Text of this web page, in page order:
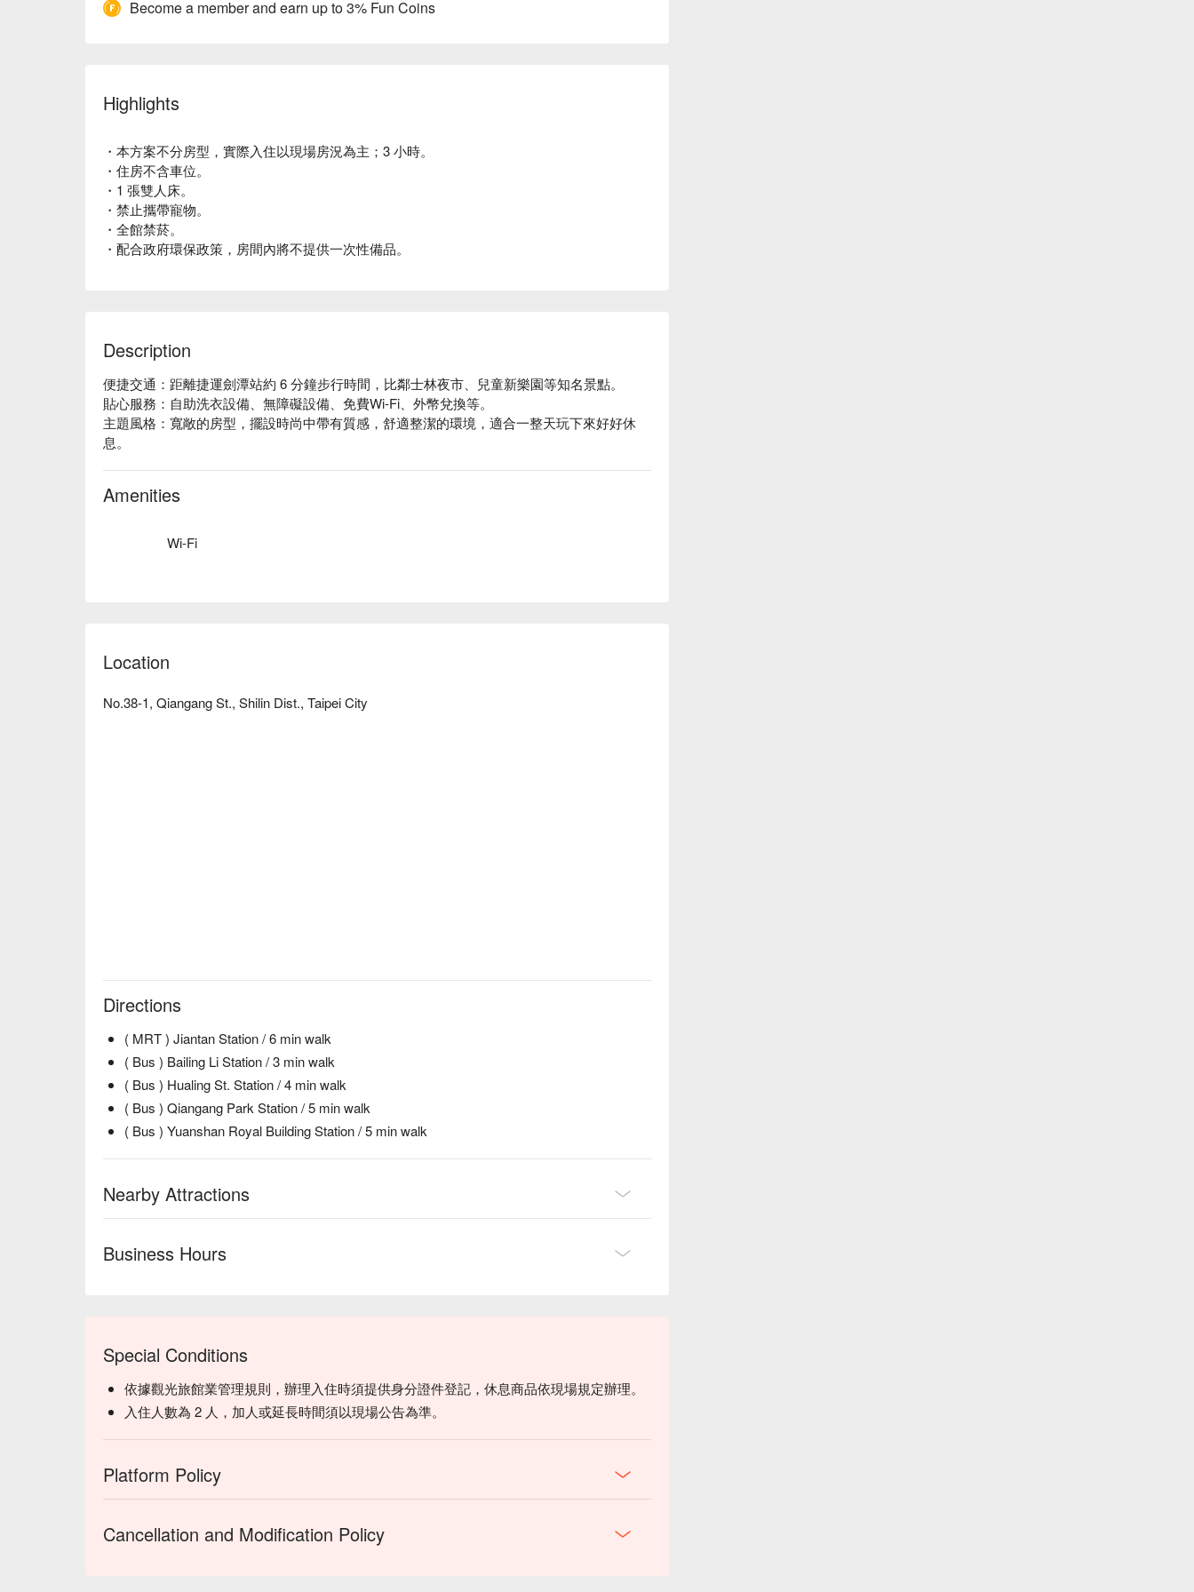
Become a member and earn up to 3% Fun Coins
Highlights
・本方案不分房型，實際入住以現場房況為主；3 小時。
・住房不含車位。
・1 張雙人床。
・禁止攜帶寵物。
・全館禁菸。
・配合政府環保政策，房間內將不提供一次性備品。
Description
便捷交通：距離捷運劍潭站約 6 分鐘步行時間，比鄰士林夜市、兒童新樂園等知名景點。
貼心服務：自助洗衣設備、無障礙設備、免費Wi-Fi、外幣兌換等。
主題風格：寬敞的房型，擺設時尚中帶有質感，舒適整潔的環境，適合一整天玩下來好好休
息。
Amenities
Wi-Fi
Location
No.38-1, Qiangang St., Shilin Dist., Taipei City
Directions
( MRT ) Jiantan Station / 6 min walk
( Bus ) Bailing Li Station / 3 min walk
( Bus ) Hualing St. Station / 4 min walk
( Bus ) Qiangang Park Station / 5 min walk
( Bus ) Yuanshan Royal Building Station / 5 min walk
Nearby Attractions
Business Hours
Special Conditions
依據觀光旅館業管理規則，辦理入住時須提供身分證件登記，休息商品依現場規定辦理。
入住人數為 2 人，加人或延長時間須以現場公告為準。
Platform Policy
Cancellation and Modification Policy